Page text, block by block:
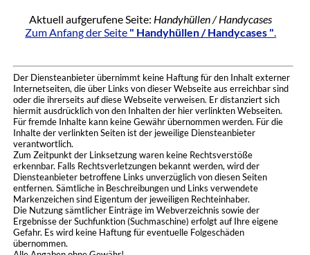
Aktuell aufgerufene Seite: Handyhüllen / Handycases
Zum Anfang der Seite " Handyhüllen / Handycases ".
Der Diensteanbieter übernimmt keine Haftung für den Inhalt externer
Internetseiten, die über Links von dieser Webseite aus erreichbar sind
oder die ihrerseits auf diese Webseite verweisen. Er distanziert sich
hiermit ausdrücklich von den Inhalten der hier verlinkten Webseiten.
Für fremde Inhalte kann keine Gewähr übernommen werden. Für die
Inhalte der verlinkten Seiten ist der jeweilige Diensteanbieter
verantwortlich.
Zum Zeitpunkt der Linksetzung waren keine Rechtsverstöße
erkennbar. Falls Rechtsverletzungen bekannt werden, wird der
Diensteanbieter betroffene Links unverzüglich von diesen Seiten
entfernen. Sämtliche in Beschreibungen und Links verwendete
Markenzeichen sind Eigentum der jeweiligen Rechteinhaber.
Die Nutzung sämtlicher Einträge im Webverzeichnis sowie der
Ergebnisse der Suchfunktion (Suchmaschine) erfolgt auf Ihre eigene
Gefahr. Es wird keine Haftung für eventuelle Folgeschäden
übernommen.